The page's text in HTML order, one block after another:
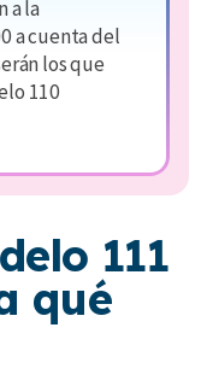
a la
a cuenta del
los que
110
111
qué